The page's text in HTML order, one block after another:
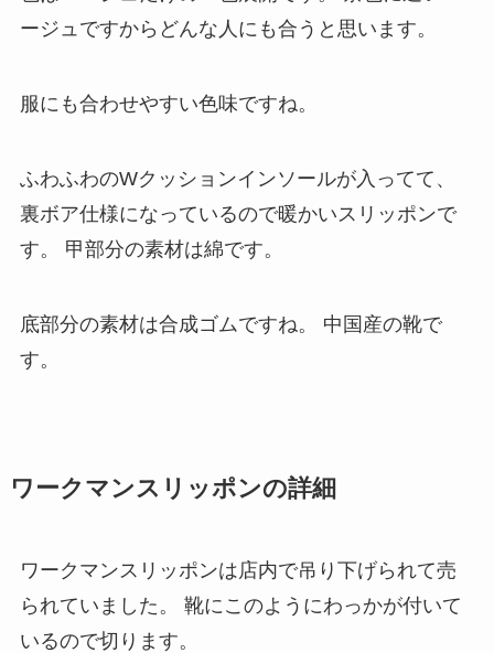
ージュですからどんな人にも合うと思います。
服にも合わせやすい色味ですね。
ふわふわのWクッションインソールが入ってて、
裏ボア仕様になっているので暖かいスリッポンで
す。
甲部分の素材は綿です。
底部分の素材は合成ゴムですね。
中国産の靴で
す。
ワークマンスリッポンの詳細
ワークマンスリッポンは店内で吊り下げられて売
られていました。
靴にこのようにわっかが付いて
いるので切ります。